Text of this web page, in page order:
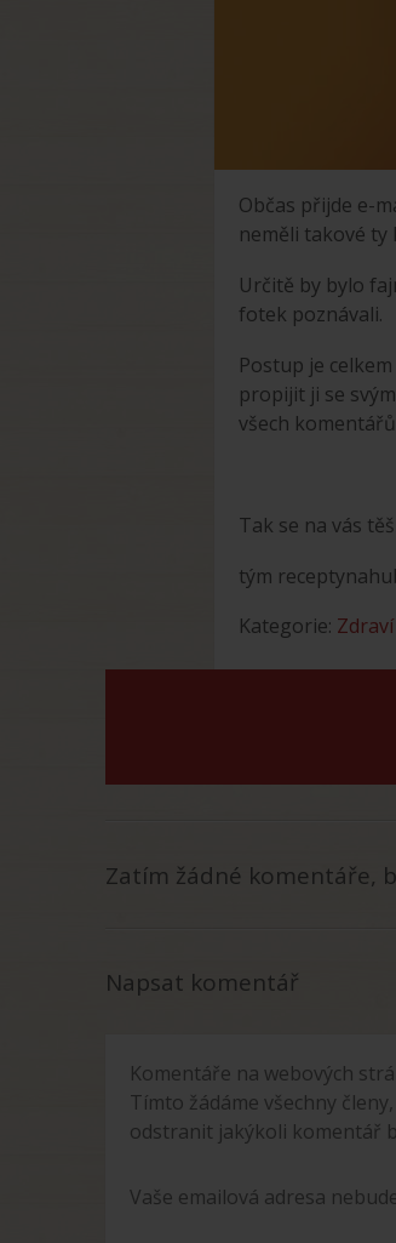
Občas přijde e-
neměli takové ty
Určitě by bylo
fotek poznávali.
Postup je
propijit ji se
všech
Tak se na vás
tým
Kategorie:
Zatím žádné komentáře,
Napsat komentář
Komentáře na webových
Tímto žádáme všechny
odstranit jakýkoli komentář
Vaše emailová adresa